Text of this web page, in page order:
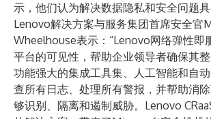
示，他们认为解决数据隐私和安全问题具
Lenovo解决方案与服务集团首席安全官
Wheelhouse表示：“Lenovo网络弹性即
平台的可见性，帮助企业领导者确保其整
功能强大的集成工具集、人工智能和自
查所有日志、处理所有警报，并帮助消
够识别、隔离和遏制威胁。Lenovo